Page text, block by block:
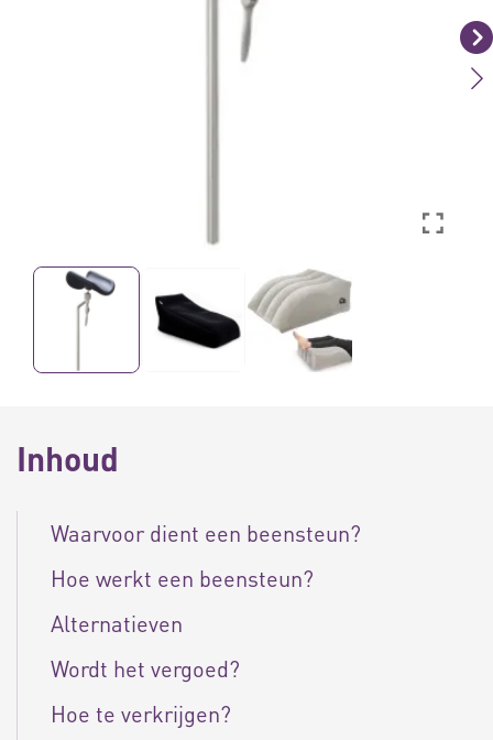
Inhoud
Waarvoor dient een beensteun?
Hoe werkt een beensteun?
Alternatieven
Wordt het vergoed?
Hoe te verkrijgen?